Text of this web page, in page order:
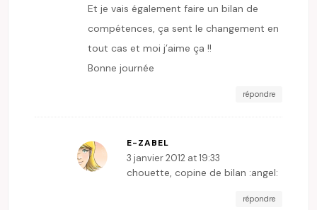
Et je vais également faire un bilan de
compétences, ça sent le changement en
tout cas et moi j’aime ça !!
Bonne journée
répondre
E-ZABEL
3 janvier 2012 at 19:33
chouette, copine de bilan :angel:
répondre